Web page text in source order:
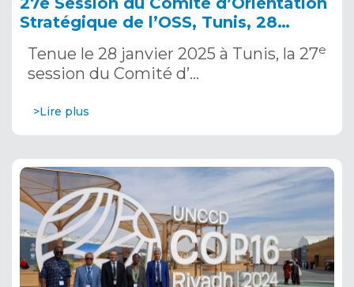
Stratégique de l’OSS, Tunis, 28
Tenue le 28 janvier 2025 à Tunis, la 27e
session du Comité d’…
>Lire plus